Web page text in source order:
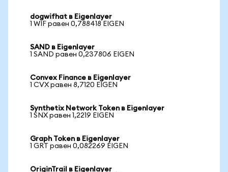
dogwifhat в Eigenlayer
1 WIF равен 0,788418 EIGEN
SAND в Eigenlayer
1 SAND равен 0,237806 EIGEN
Convex Finance в Eigenlayer
1 CVX равен 8,7120 EIGEN
Synthetix Network Token в Eigenlayer
1 SNX равен 1,2219 EIGEN
Graph Token в Eigenlayer
1 GRT равен 0,082269 EIGEN
OriginTrail в Eigenlayer